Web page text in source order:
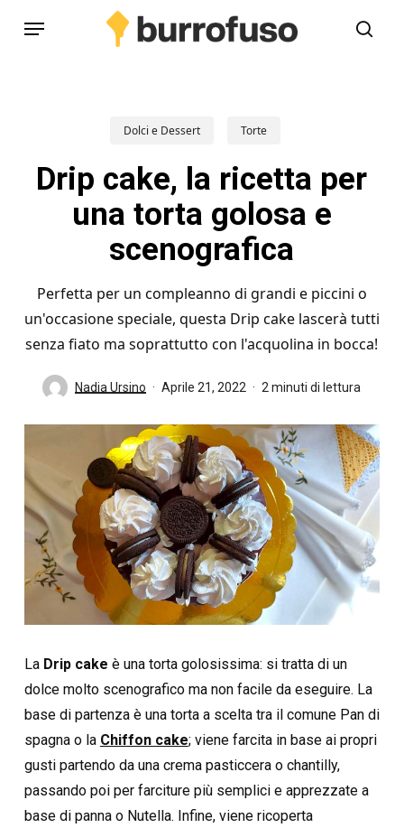
Menu
Dolci e Dessert Torte
Drip cake, la ricetta per
una torta golosa e
scenografica
Perfetta per un compleanno di grandi e piccini o
un'occasione speciale, questa Drip cake lascerà tutti
senza fiato ma soprattutto con l'acquolina in bocca!
Nadia Ursino Aprile 21, 2022 2 minuti di lettura
La Drip cake è una torta golosissima: si tratta di un
dolce molto scenografico ma non facile da eseguire. La
base di partenza è una torta a scelta tra il comune Pan di
spagna o la Chiffon cake; viene farcita in base ai propri
gusti partendo da una crema pasticcera o chantilly,
passando poi per farciture più semplici e apprezzate a
base di panna o Nutella. Infine, viene ricoperta